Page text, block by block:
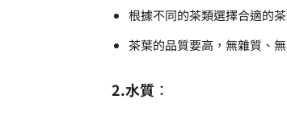
根據不同的茶類選擇合適的
茶葉的品質要高，無雜質、無
2.水質 ：